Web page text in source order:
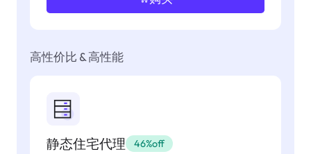
高性价比 & 高性能
静态住宅代理 46%off